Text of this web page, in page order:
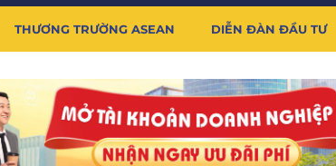
THƯƠNG TRƯỜNG ASEAN DIỄN ĐÀN ĐẦU TƯ